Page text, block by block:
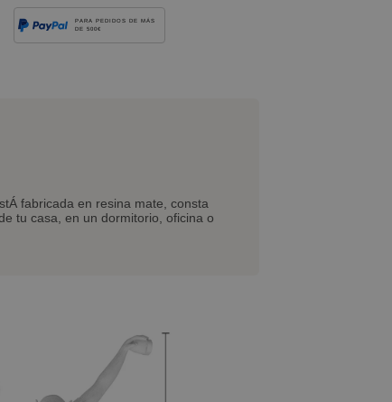
PARA PEDIDOS DE MÁS
DE 500€
fabricada en resina mate, consta
tu casa, en un dormitorio, oficina o